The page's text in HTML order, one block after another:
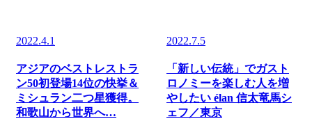
2022.4.1
アジアのベストレストラ
ン50初登場14位の快挙＆
ミシュラン二つ星獲得。
和歌山から世界へ…
2022.7.5
「新しい伝統」でガスト
ロノミーを楽しむ人を増
やしたい élan 信太竜馬シ
ェフ／東京